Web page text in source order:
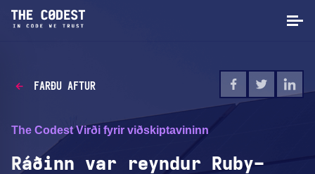
FARÐU AFTUR
The Codest Virði fyrir viðskiptavininn
Ráðinn var reyndur Ruby-